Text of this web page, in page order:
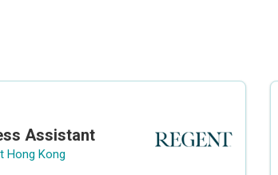
Assistant
Hong Kong